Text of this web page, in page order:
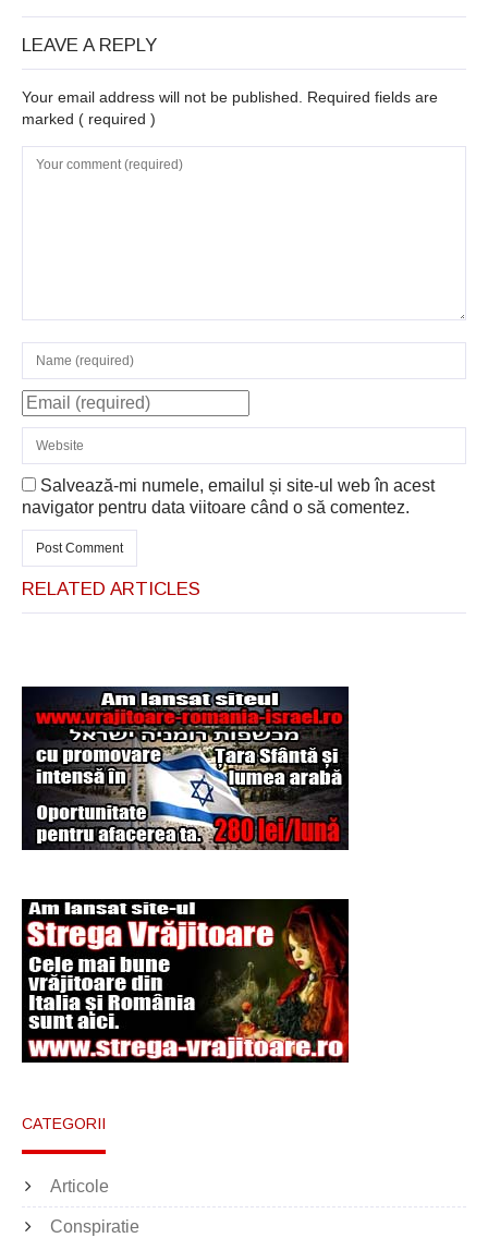
LEAVE A REPLY
Your email address will not be published. Required fields are
marked ( required )
Salvează-mi numele, emailul și site-ul web în acest
navigator pentru data viitoare când o să comentez.
RELATED ARTICLES
CATEGORII
Articole
Conspiratie